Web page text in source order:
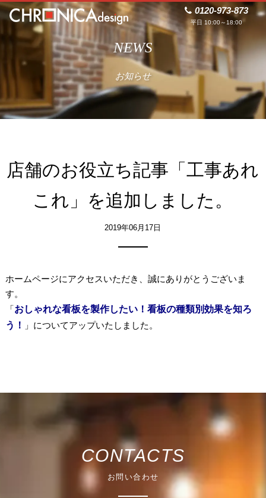
0120-973-873
平日 10:00～18:00
NEWS
お知らせ
店舗のお役立ち記事「工事あれ
これ」を追加しました。
2019年06月17日
ホームページにアクセスいただき、誠にありがとうございま
す。
「おしゃれな看板を製作したい！看板の種類別効果を知ろ
う！
」についてアップいたしました。
CONTACTS
お問い合わせ